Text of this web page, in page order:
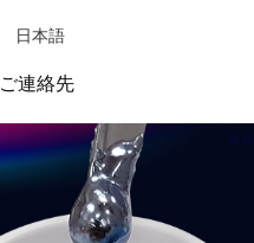
日本語
ご連絡先